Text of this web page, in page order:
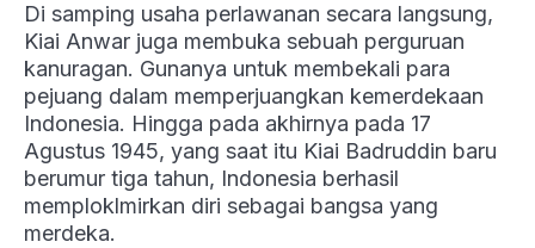
Di samping usaha perlawanan secara langsung,
Kiai Anwar juga membuka sebuah perguruan
kanuragan. Gunanya untuk membekali para
pejuang dalam memperjuangkan kemerdekaan
Indonesia. Hingga pada akhirnya pada 17
Agustus 1945, yang saat itu Kiai Badruddin baru
berumur tiga tahun, Indonesia berhasil
memploklmirkan diri sebagai bangsa yang
merdeka.